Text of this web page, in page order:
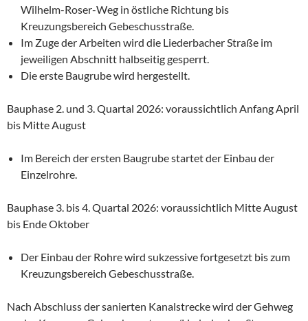
Wilhelm-Roser-Weg in östliche Richtung bis
Kreuzungsbereich Gebeschusstraße.
Im Zuge der Arbeiten wird die Liederbacher Straße im
jeweiligen Abschnitt halbseitig gesperrt.
Die erste Baugrube wird hergestellt.
Bauphase 2. und 3. Quartal 2026: voraussichtlich Anfang April
bis Mitte August
Im Bereich der ersten Baugrube startet der Einbau der
Einzelrohre.
Bauphase 3. bis 4. Quartal 2026: voraussichtlich Mitte August
bis Ende Oktober
Der Einbau der Rohre wird sukzessive fortgesetzt bis zum
Kreuzungsbereich Gebeschusstraße.
Nach Abschluss der sanierten Kanalstrecke wird der Gehweg